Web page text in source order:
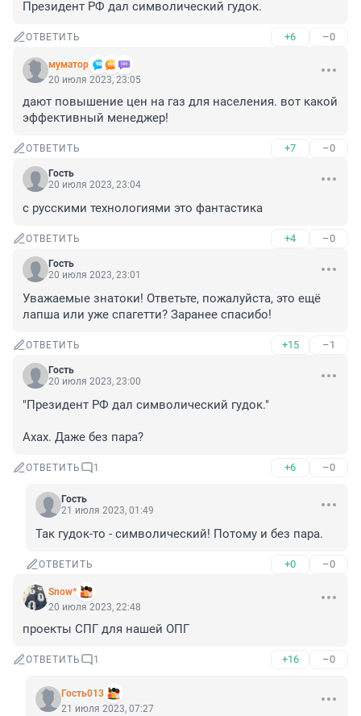
Президент РФ дал символический гудок.
ОТВЕТИТЬ +6 –0
муматор
20 июля 2023, 23:05
дают повышение цен на газ для населения. вот какой
эффективный менеджер!
ОТВЕТИТЬ +7 –0
Гость
20 июля 2023, 23:04
с русскими технологиями это фантастика
ОТВЕТИТЬ +4 –0
Гость
20 июля 2023, 23:01
Уважаемые знатоки! Ответьте, пожалуйста, это ещё
лапша или уже спагетти? Заранее спасибо!
ОТВЕТИТЬ +15 –1
Гость
20 июля 2023, 23:00
"Президент РФ дал символический гудок."
Ахах. Даже без пара?
ОТВЕТИТЬ 1 +6 –0
Гость
21 июля 2023, 01:49
Так гудок-то - символический! Потому и без пара.
ОТВЕТИТЬ +0 –0
Snow*
20 июля 2023, 22:48
проекты СПГ для нашей ОПГ
ОТВЕТИТЬ 1 +16 –0
Гость013
21 июля 2023, 07:27